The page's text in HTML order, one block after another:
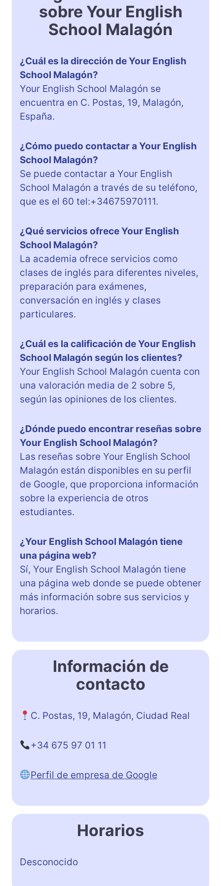
sobre Your English
School Malagón
¿Cuál es la dirección de Your English
School Malagón?
Your English School Malagón se
encuentra en C. Postas, 19, Malagón,
España.
¿Cómo puedo contactar a Your English
School Malagón?
Se puede contactar a Your English
School Malagón a través de su teléfono,
que es el 60 tel:+34675970111.
¿Qué servicios ofrece Your English
School Malagón?
La academia ofrece servicios como
clases de inglés para diferentes niveles,
preparación para exámenes,
conversación en inglés y clases
particulares.
¿Cuál es la calificación de Your English
School Malagón según los clientes?
Your English School Malagón cuenta con
una valoración media de 2 sobre 5,
según las opiniones de los clientes.
¿Dónde puedo encontrar reseñas sobre
Your English School Malagón?
Las reseñas sobre Your English School
Malagón están disponibles en su perfil
de Google, que proporciona información
sobre la experiencia de otros
estudiantes.
¿Your English School Malagón tiene
una página web?
Sí, Your English School Malagón tiene
una página web donde se puede obtener
más información sobre sus servicios y
horarios.
Información de
contacto
C. Postas, 19, Malagón, Ciudad Real
+34 675 97 01 11
Perfil de empresa de Google
Horarios
Desconocido